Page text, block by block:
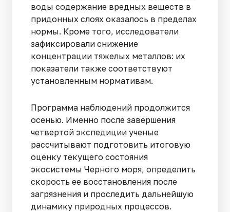
воды содержание вредных веществ в
придонных слоях оказалось в пределах
нормы. Кроме того, исследователи
зафиксировали снижение
концентрации тяжелых металлов: их
показатели также соответствуют
установленным нормативам.
Программа наблюдений продолжится
осенью. Именно после завершения
четвертой экспедиции ученые
рассчитывают подготовить итоговую
оценку текущего состояния
экосистемы Черного моря, определить
скорость ее восстановления после
загрязнения и проследить дальнейшую
динамику природных процессов.